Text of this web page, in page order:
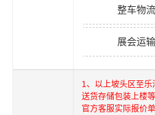
整车物流
展会运输
1、以上坡头区 至乐
送货存储包装上楼
官方客服实际报价单